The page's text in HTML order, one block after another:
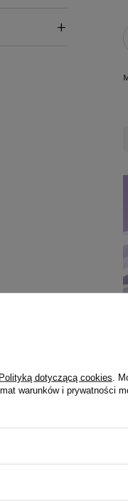
Polityką dotyczącą cookies .
warunków i prywatności